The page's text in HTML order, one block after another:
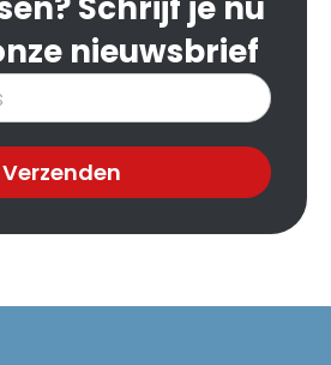
nieuwsbrief
Verzenden